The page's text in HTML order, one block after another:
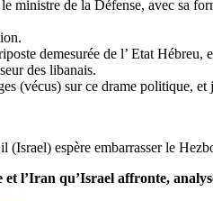
ministre de la Défense, avec sa
demesurée de l’ Etat
des libanais.
(vécus) sur ce drame politique, et
espère embarrasser le
l’Iran qu’Israel affronte,